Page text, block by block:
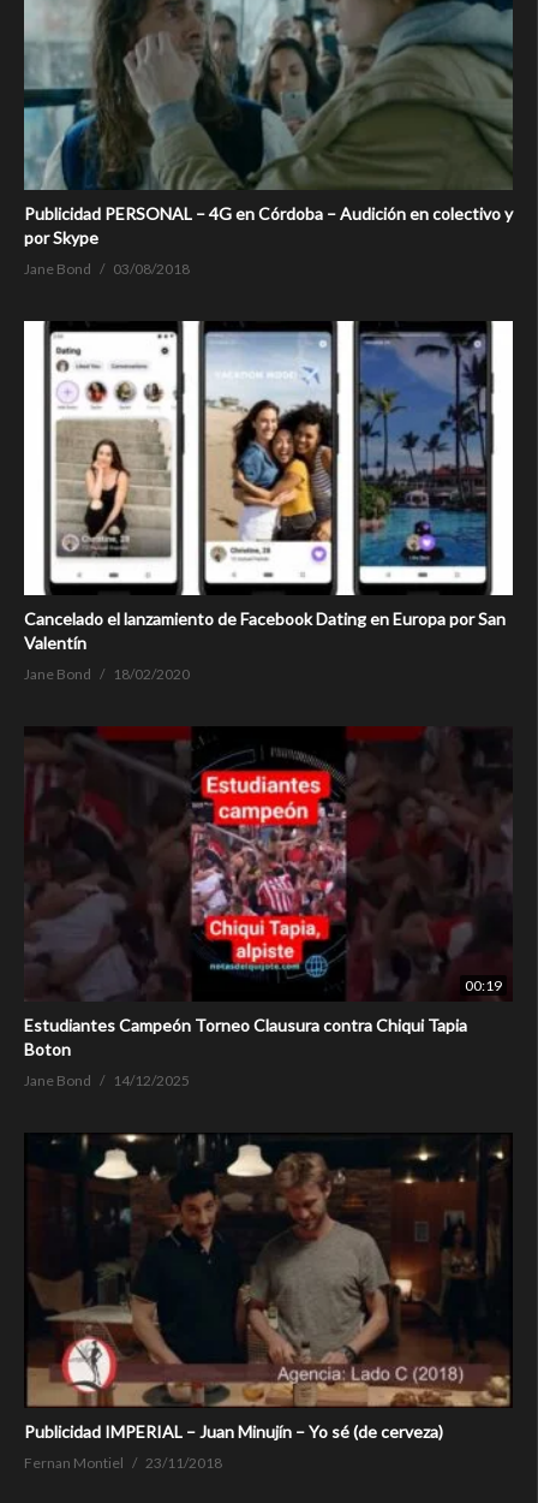
Publicidad PERSONAL – 4G en Córdoba – Audición en colectivo y
por Skype
Jane Bond 03/08/2018
Cancelado el lanzamiento de Facebook Dating en Europa por San
Valentín
Jane Bond 18/02/2020
00:19
Estudiantes Campeón Torneo Clausura contra Chiqui Tapia
Boton
Jane Bond 14/12/2025
Publicidad IMPERIAL – Juan Minujín – Yo sé (de cerveza)
Fernan Montiel 23/11/2018